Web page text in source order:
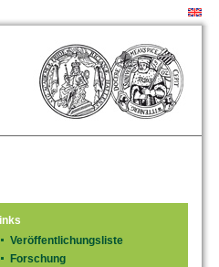
Veröffentlichungsliste
Forschung